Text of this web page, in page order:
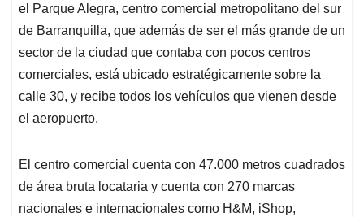
A
p
p
o
o
k
d
I
n
d
s
el Parque Alegra, centro comercial metropolitano del sur
de Barranquilla, que además de ser el más grande de un
sector de la ciudad que contaba con pocos centros
comerciales, está ubicado estratégicamente sobre la
calle 30, y recibe todos los vehículos que vienen desde
el aeropuerto.
El centro comercial cuenta con 47.000 metros cuadrados
de área bruta locataria y cuenta con 270 marcas
nacionales e internacionales como H&M, iShop,